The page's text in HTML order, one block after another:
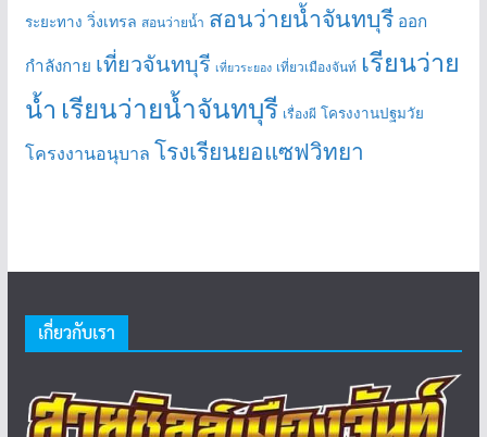
ระยะทาง วิ่งเทรล สอนว่ายน้ำ สอนว่ายน้ำจันทบุรี ออก
กำลังกาย เที่ยวจันทบุรี เที่ยวระยอง เที่ยวเมืองจันท์ เรียนว่าย
น้ำ เรียนว่ายน้ำจันทบุรี เรื่องผี โครงงานปฐมวัย
โครงงานอนุบาล โรงเรียนยอแซฟวิทยา
เกี่ยวกับเรา